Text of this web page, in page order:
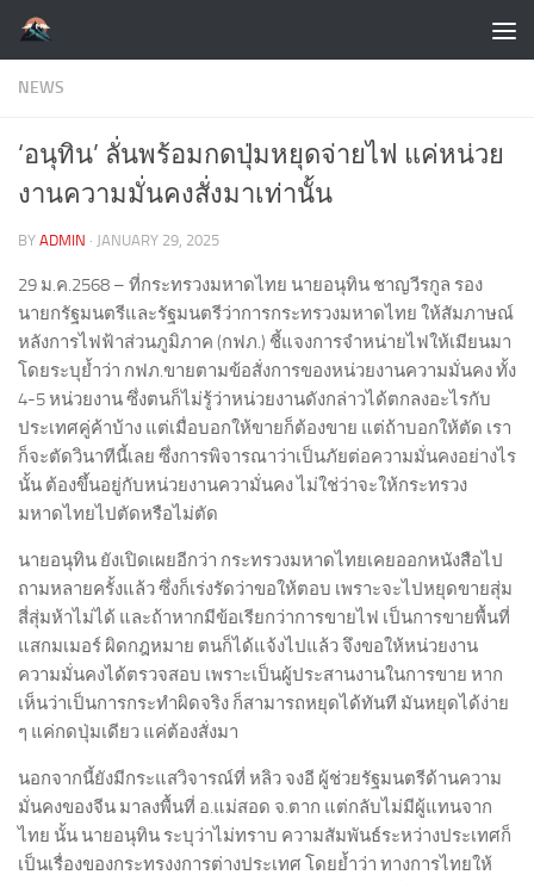
Skip to content
NEWS
‘อนุทิน’ ลั่นพร้อมกดปุ่มหยุดจ่ายไฟ แค่หน่วย
งานความมั่นคงสั่งมาเท่านั้น
BY ADMIN · JANUARY 29, 2025
29 ม.ค.2568 – ที่กระทรวงมหาดไทย นายอนุทิน ชาญวีรกูล รอง
นายกรัฐมนตรีและรัฐมนตรีว่าการกระทรวงมหาดไทย ให้สัมภาษณ์
หลังการไฟฟ้าส่วนภูมิภาค (กฟภ.) ชี้แจงการจำหน่ายไฟให้เมียนมา
โดยระบุย้ำว่า กฟภ.ขายตามข้อสั่งการของหน่วยงานความมั่นคง ทั้ง
4-5 หน่วยงาน ซึ่งตนก็ไม่รู้ว่าหน่วยงานดังกล่าวได้ตกลงอะไรกับ
ประเทศคู่ค้าบ้าง แต่เมื่อบอกให้ขายก็ต้องขาย แต่ถ้าบอกให้ตัด เรา
ก็จะตัดวินาทีนี้เลย ซึ่งการพิจารณาว่าเป็นภัยต่อความมั่นคงอย่างไร
นั้น ต้องขึ้นอยู่กับหน่วยงานความั่นคง ไม่ใช่ว่าจะให้กระทรวง
มหาดไทยไปตัดหรือไม่ตัด
นายอนุทิน ยังเปิดเผยอีกว่า กระทรวงมหาดไทยเคยออกหนังสือไป
ถามหลายครั้งแล้ว ซึ่งก็เร่งรัดว่าขอให้ตอบ เพราะจะไปหยุดขายสุ่ม
สี่สุ่มห้าไม่ได้ และถ้าหากมีข้อเรียกว่าการขายไฟ เป็นการขายพื้นที่
แสกมเมอร์ ผิดกฎหมาย ตนก็ได้แจ้งไปแล้ว จึงขอให้หน่วยงาน
ความมั่นคงได้ตรวจสอบ เพราะเป็นผู้ประสานงานในการขาย หาก
เห็นว่าเป็นการกระทำผิดจริง ก็สามารถหยุดได้ทันที มันหยุดได้ง่าย
ๆ แค่กดปุ่มเดียว แค่ต้องสั่งมา
นอกจากนี้ยังมีกระแสวิจารณ์ที่ หลิว จงอี ผู้ช่วยรัฐมนตรีด้านความ
มั่นคงของจีน มาลงพื้นที่ อ.แม่สอด จ.ตาก แต่กลับไม่มีผู้แทนจาก
ไทย นั้น นายอนุทิน ระบุว่าไม่ทราบ ความสัมพันธ์ระหว่างประเทศก็
เป็นเรื่องของกระทรงงการต่างประเทศ โดยย้ำว่า ทางการไทยให้